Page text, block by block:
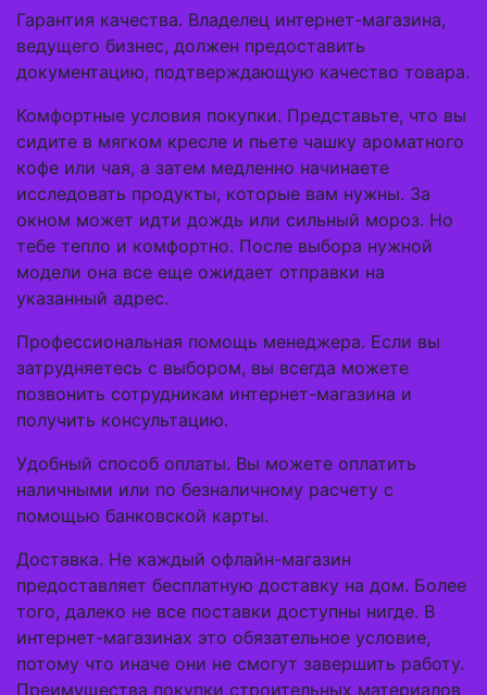
Гарантия качества. Владелец интернет-магазина,
ведущего бизнес, должен предоставить
документацию, подтверждающую качество товара.
Комфортные условия покупки. Представьте, что вы
сидите в мягком кресле и пьете чашку ароматного
кофе или чая, а затем медленно начинаете
исследовать продукты, которые вам нужны. За
окном может идти дождь или сильный мороз. Но
тебе тепло и комфортно. После выбора нужной
модели она все еще ожидает отправки на
указанный адрес.
Профессиональная помощь менеджера. Если вы
затрудняетесь с выбором, вы всегда можете
позвонить сотрудникам интернет-магазина и
получить консультацию.
Удобный способ оплаты. Вы можете оплатить
наличными или по безналичному расчету с
помощью банковской карты.
Доставка. Не каждый офлайн-магазин
предоставляет бесплатную доставку на дом. Более
того, далеко не все поставки доступны нигде. В
интернет-магазинах это обязательное условие,
потому что иначе они не смогут завершить работу.
Преимущества покупки строительных материалов